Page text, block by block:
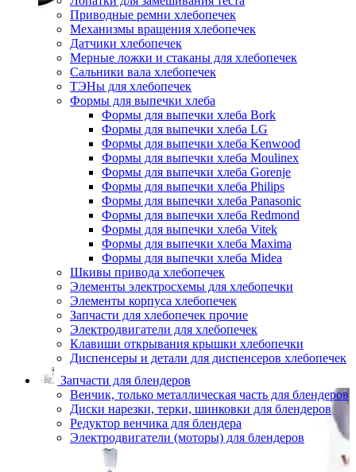
Приводные ремни хлебопечек
Механизмы вращения хлебопечек
Датчики хлебопечек
Мерные ложки и стаканы для хлебопечек
Сальники вала хлебопечек
ТЭНы для хлебопечек
Формы для выпечки хлеба
Формы для выпечки хлеба Bork
Формы для выпечки хлеба LG
Формы для выпечки хлеба Kenwood
Формы для выпечки хлеба Moulinex
Формы для выпечки хлеба Gorenje
Формы для выпечки хлеба Philips
Формы для выпечки хлеба Panasonic
Формы для выпечки хлеба Redmond
Формы для выпечки хлеба Vitek
Формы для выпечки хлеба Maxima
Формы для выпечки хлеба Midea
Шкивы привода хлебопечек
Элементы электросхемы для хлебопечки
Элементы корпуса хлебопечек
Запчасти для хлебопечек прочие
Электродвигатели для хлебопечек
Клавиши открывания крышки хлебопечки
Диспенсеры и детали для диспенсеров хлебопечек
Запчасти для блендеров
Венчик, только металлическая часть для блендеров
Диски нарезки, терки, шинковки для блендеров
Редуктор венчика для блендера
Электродвигатели (моторы) для блендеров